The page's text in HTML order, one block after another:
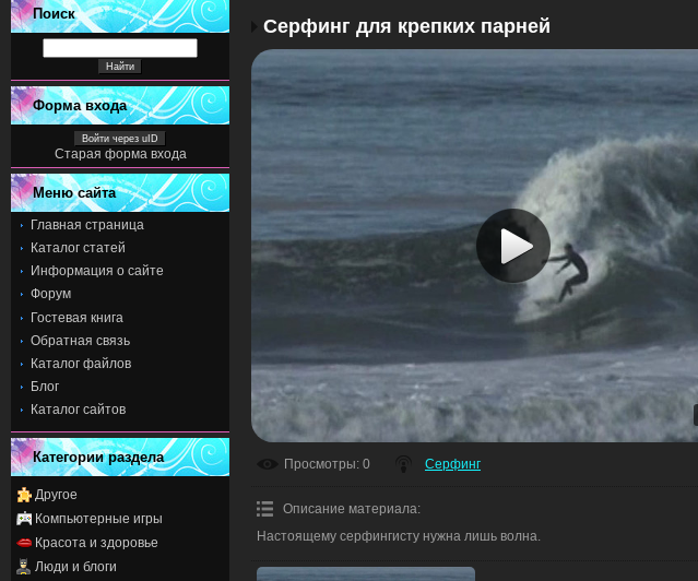
Поиск
Форма входа
Войти через uID
Старая форма входа
Меню сайта
Главная страница
Каталог статей
Информация о сайте
Форум
Гостевая книга
Обратная связь
Каталог файлов
Блог
Каталог сайтов
Категории раздела
Другое
Компьютерные игры
Красота и здоровье
Люди и блоги
Серфинг для крепких парней
Просмотры: 0 Серфинг
Описание материала:
Настоящему серфингисту нужна лишь волна.